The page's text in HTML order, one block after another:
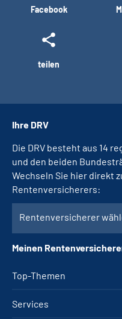
Facebook
teilen
Top-Themen
Services
Ihre DRV
Die DRV besteht aus 14
und den beiden
Wechseln Sie hier direkt
Rentenversicherers:
Rentenversicherer
Meinen